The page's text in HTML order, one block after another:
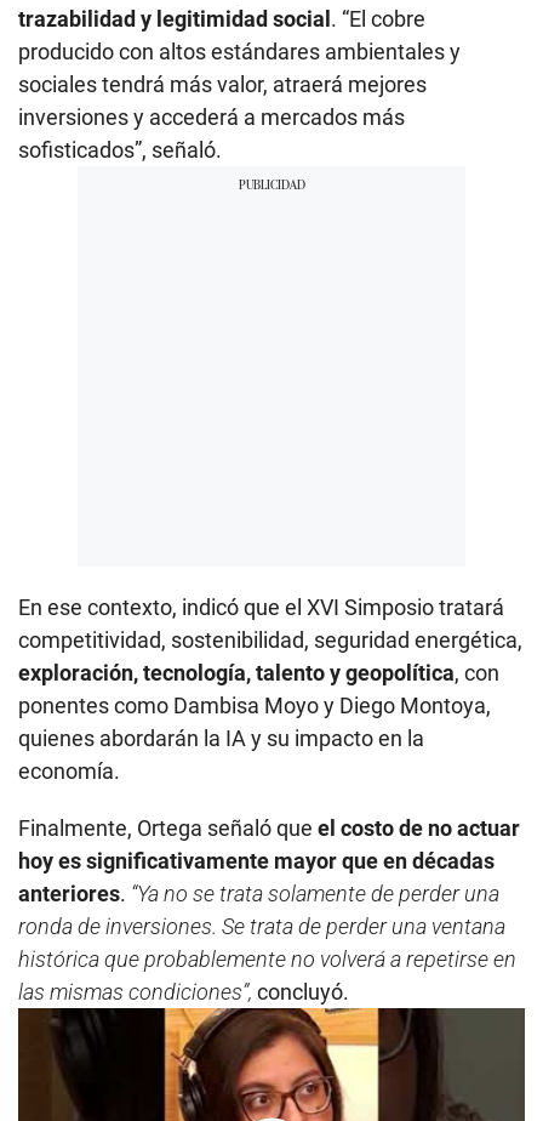
trazabilidad y legitimidad social. “El cobre
producido con altos estándares ambientales y
sociales tendrá más valor, atraerá mejores
inversiones y accederá a mercados más
sofisticados”, señaló.
En ese contexto, indicó que el XVI Simposio tratará
competitividad, sostenibilidad, seguridad energética,
exploración, tecnología, talento y geopolítica, con
ponentes como Dambisa Moyo y Diego Montoya,
quienes abordarán la IA y su impacto en la
economía.
Finalmente, Ortega señaló que el costo de no actuar
hoy es significativamente mayor que en décadas
anteriores. “Ya no se trata solamente de perder una
ronda de inversiones. Se trata de perder una ventana
histórica que probablemente no volverá a repetirse en
las mismas condiciones”, concluyó.